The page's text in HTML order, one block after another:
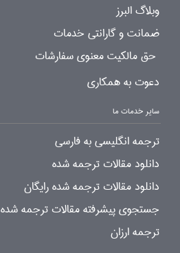
وبلاگ البرز
ضمانت و گارانتی خدمات
حق مالکیت معنوی سفارشات
دعوت به همکاری
سایر خدمات ما
ترجمه انگلیسی به فارسی
دانلود مقالات ترجمه شده
دانلود مقالات ترجمه شده رایگان
جستجوی پیشرفته مقالات ترجمه شده
ترجمه ارزان